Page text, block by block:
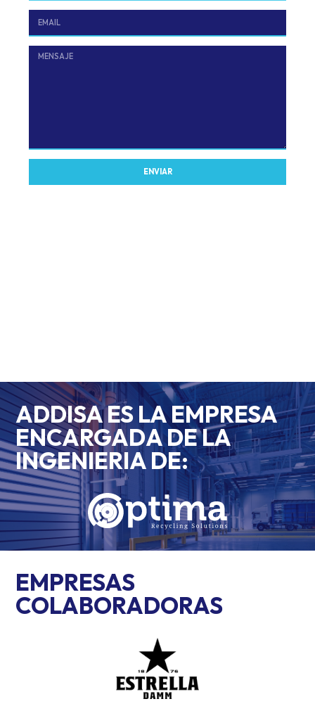
ENVIAR
ADDISA ES LA EMPRESA
ENCARGADA DE LA
INGENIERIA DE:
EMPRESAS
COLABORADORAS